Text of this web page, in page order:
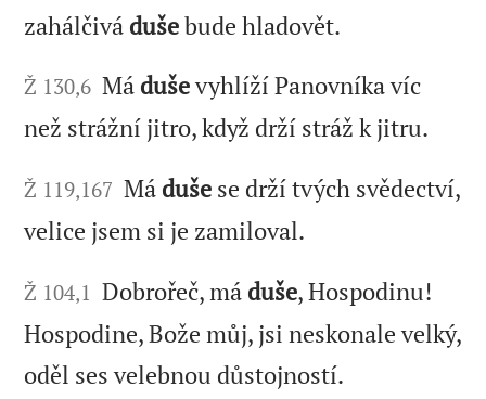
zahálčivá dušebude hladovět.
Ž 130,6 Má duševyhlíží Panovníka víc
než strážní jitro, když drží stráž k jitru.
Ž 119,167 Má duše se drží tvých svědectví,
velice jsem si je zamiloval.
Ž 104,1 Dobrořeč, má duše, Hospodinu!
Hospodine, Bože můj, jsi neskonale velký,
oděl ses velebnou důstojností.